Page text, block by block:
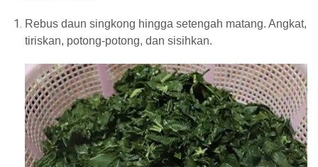
Rebus daun singkong hingga setengah matang. Angkat,
tiriskan, potong-potong, dan sisihkan.